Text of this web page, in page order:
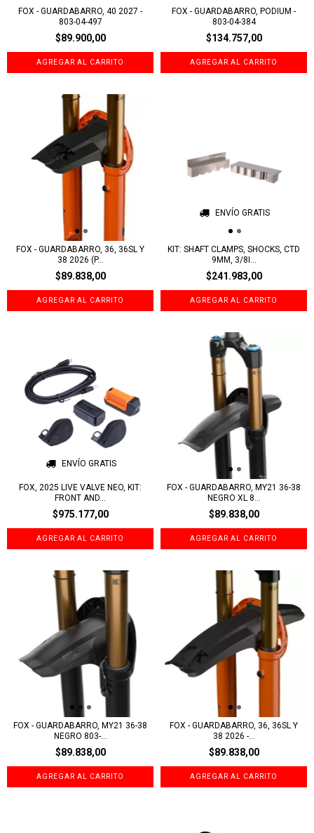
FOX - GUARDABARRO, 40 2027 -
803-04-497
$89.900,00
FOX - GUARDABARRO, PODIUM -
803-04-384
$134.757,00
FOX - GUARDABARRO, 36, 36SL Y
38 2026 (P...
$89.838,00
ENVÍO GRATIS
KIT: SHAFT CLAMPS, SHOCKS, CTD
9MM, 3/8I...
$241.983,00
ENVÍO GRATIS
FOX, 2025 LIVE VALVE NEO, KIT:
FRONT AND...
$975.177,00
FOX - GUARDABARRO, MY21 36-38
NEGRO XL 8...
$89.838,00
FOX - GUARDABARRO, MY21 36-38
NEGRO 803-...
$89.838,00
FOX - GUARDABARRO, 36, 36SL Y
38 2026 -...
$89.838,00